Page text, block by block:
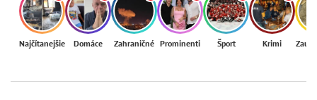
Najčítanejšie Domáce Zahraničné Prominenti Šport Krimi